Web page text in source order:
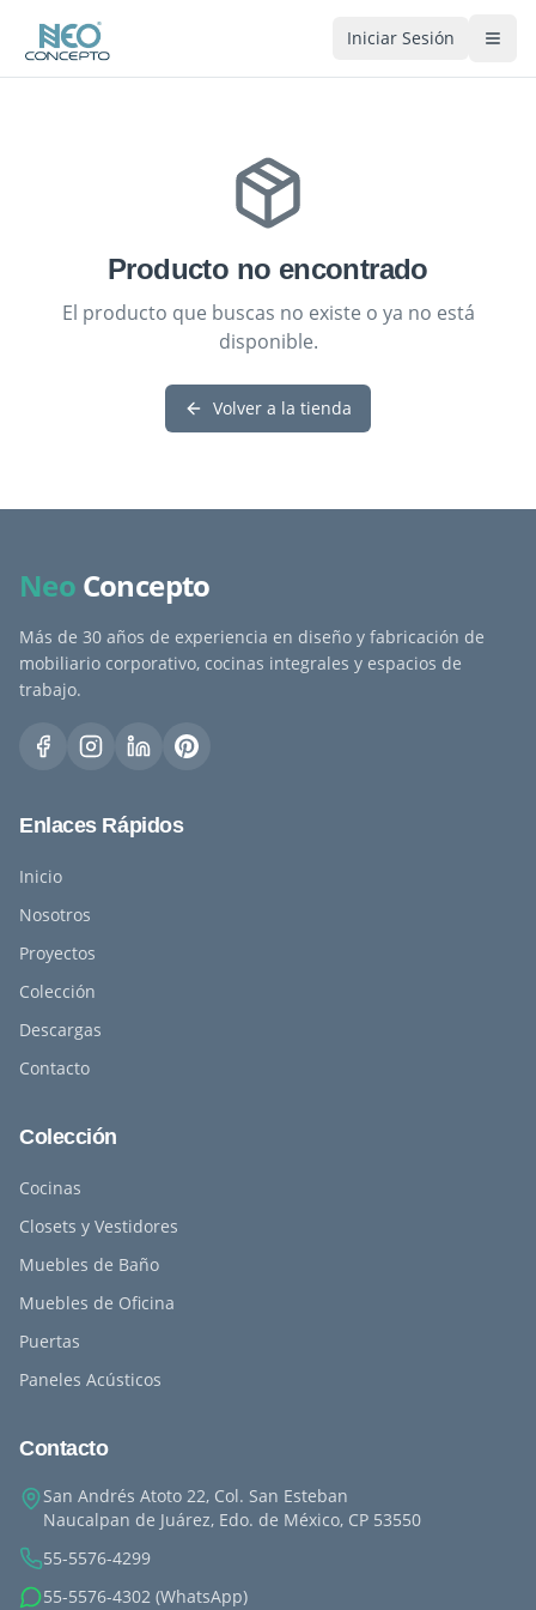
Iniciar Sesión
Producto no encontrado
El producto que buscas no existe o ya no está
disponible.
Volver a la tienda
Neo Concepto
Más de 30 años de experiencia en diseño y fabricación de
mobiliario corporativo, cocinas integrales y espacios de
trabajo.
Enlaces Rápidos
Inicio
Nosotros
Proyectos
Colección
Descargas
Contacto
Colección
Cocinas
Closets y Vestidores
Muebles de Baño
Muebles de Oficina
Puertas
Paneles Acústicos
Contacto
San Andrés Atoto 22, Col. San Esteban
Naucalpan de Juárez, Edo. de México, CP 53550
55-5576-4299
55-5576-4302 (WhatsApp)